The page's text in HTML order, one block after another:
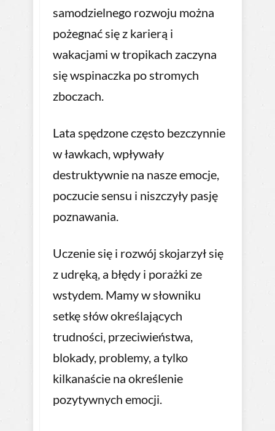
samodzielnego rozwoju można
pożegnać się z karierą i
wakacjami w tropikach zaczyna
się wspinaczka po stromych
zboczach.
Lata spędzone często bezczynnie
w ławkach, wpływały
destruktywnie na nasze emocje,
poczucie sensu i niszczyły pasję
poznawania.
Uczenie się i rozwój skojarzył się
z udręką, a błędy i porażki ze
wstydem. Mamy w słowniku
setkę słów określających
trudności, przeciwieństwa,
blokady, problemy, a tylko
kilkanaście na określenie
pozytywnych emocji.